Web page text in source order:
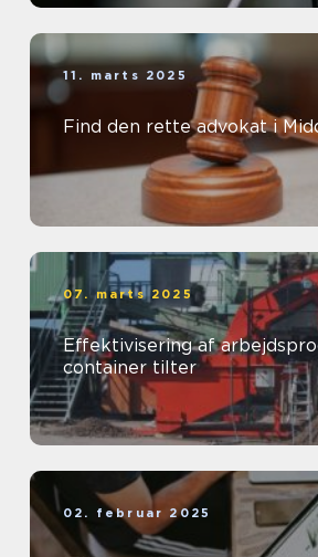
11. marts 2025
Find den rette advokat i
07. marts 2025
Effektivisering af
container tilter
02. februar 2025